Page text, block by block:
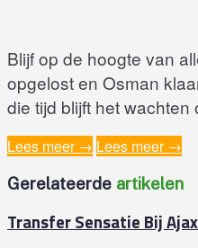
Blijf op de hoogte van
opgelost en Osman
die tijd blijft het
Lees meer → Lees meer →
Gerelateerde‎ artikelen‎
Transfer Sensatie Bij